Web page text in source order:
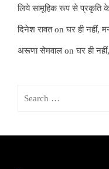
लिये सामूहिक रूप से प्रकृति के
दिनेश रावतonघर ही नहीं,
अरूणा सेमवाल onघर ही